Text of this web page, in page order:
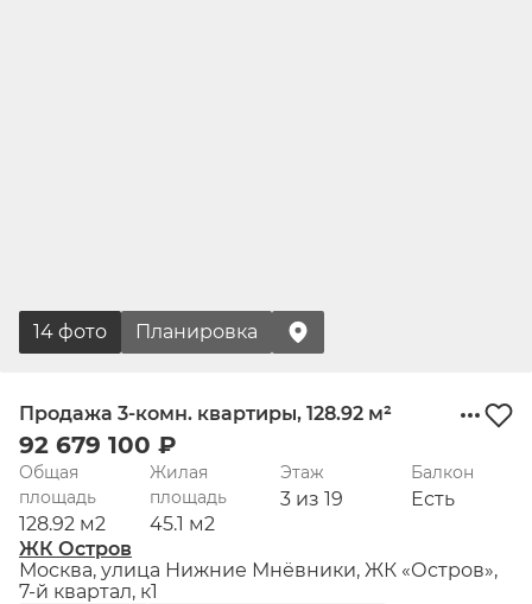
14 фото Планировка
Продажа 3-комн. квартиры, 128.92 м²
92 679 100 ₽
Общая
площадь
128.92 м2
Жилая
площадь
45.1 м2
Этаж
3 из 19
Балкон
Есть
ЖК Остров
Москва, улица Нижние Мнёвники, ЖК «Остров»,
7-й квартал, к1